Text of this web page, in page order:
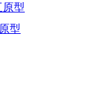
型